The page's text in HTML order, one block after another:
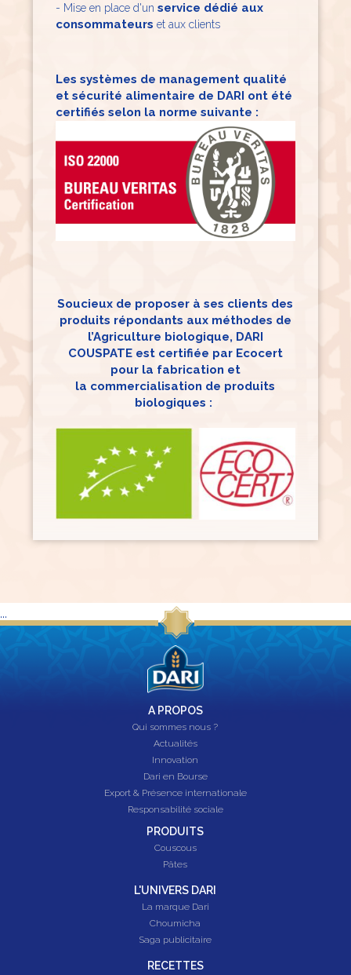
​- Mise en place d'un service dédié aux
consommateurs et aux clients
Les systèmes de management qualité
et sécurité alimentaire de DARI ont été
certifiés selon la norme suivante :
Soucieux de proposer à ses clients des
produits répondants aux méthodes de
l’Agriculture biologique, DARI
COUSPATE est certifiée par Ecocert
pour la fabrication et
la commercialisation de produits
biologiques :
...
A PROPOS
Qui sommes nous ?
Actualités
Innovation
Dari en Bourse
Export & Présence internationale
Responsabilité sociale
PRODUITS
Couscous
Pâtes
L'UNIVERS DARI
La marque Dari
Choumicha
Saga publicitaire
RECETTES